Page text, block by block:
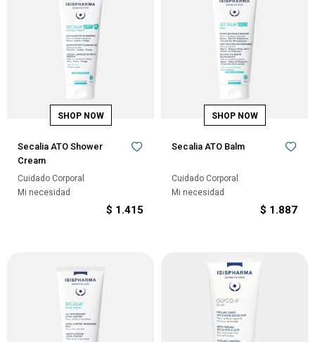
Secalia ATO Shower
Cream
Cuidado Corporal
Mi necesidad
$ 1.415
Secalia ATO Balm
Cuidado Corporal
Mi necesidad
$ 1.887